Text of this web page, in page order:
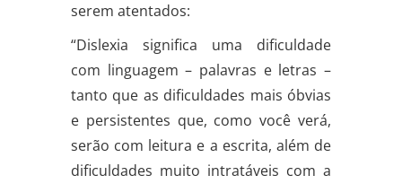
serem atentados:
“Dislexia significa uma dificuldade
com linguagem – palavras e letras –
tanto que as dificuldades mais óbvias
e persistentes que, como você verá,
serão com leitura e a escrita, além de
dificuldades muito intratáveis com a